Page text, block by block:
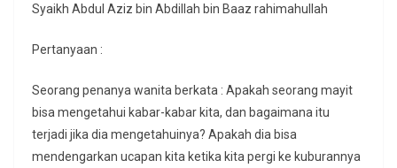
Syaikh Abdul Aziz bin Abdillah bin Baaz rahimahullah
Pertanyaan :
Seorang penanya wanita berkata : Apakah seorang mayit
bisa mengetahui kabar-kabar kita, dan bagaimana itu
terjadi jika dia mengetahuinya? Apakah dia bisa
mendengarkan ucapan kita ketika kita pergi ke kuburannya